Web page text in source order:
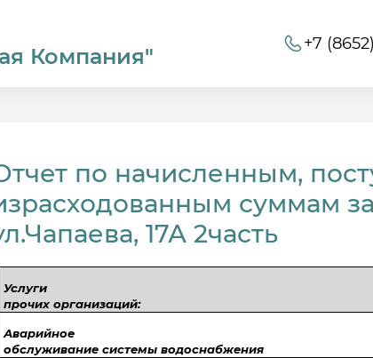
Компания"
+7
по начисленным,
суммам
17А 2часть
Услуги
прочих организаций:
Аварийное
обслуживание системы водоснабжения